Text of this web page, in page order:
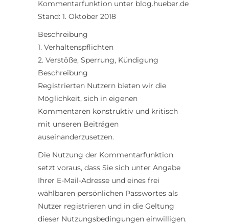
Kommentarfunktion unter blog.hueber.de
Stand: 1. Oktober 2018
Beschreibung
1. Verhaltenspflichten
2. Verstöße, Sperrung, Kündigung
Beschreibung
Registrierten Nutzern bieten wir die
Möglichkeit, sich in eigenen
Kommentaren konstruktiv und kritisch
mit unseren Beiträgen
auseinanderzusetzen.
Die Nutzung der Kommentarfunktion
setzt voraus, dass Sie sich unter Angabe
Ihrer E-Mail-Adresse und eines frei
wählbaren persönlichen Passwortes als
Nutzer registrieren und in die Geltung
dieser Nutzungsbedingungen einwilligen.